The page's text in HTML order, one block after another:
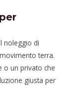
noleggio di
terra.
o un privato che
giusta per